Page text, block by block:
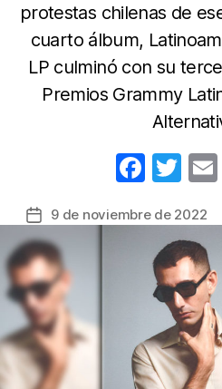
protestas chilenas de
cuarto álbum,
LP culminó con su
Premios Grammy
F
c
e
b
o
o
k
T
itt
er
Fecha
de
la
entrada
9 de noviembre de 2022